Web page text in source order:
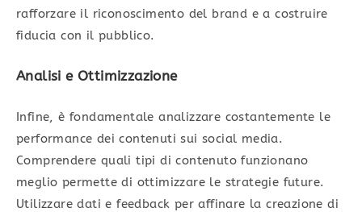
rafforzare il riconoscimento del brand e a costruire
fiducia con il pubblico.
Analisi e Ottimizzazione
Infine, è fondamentale analizzare costantemente le
performance dei contenuti sui social media.
Comprendere quali tipi di contenuto funzionano
meglio permette di ottimizzare le strategie future.
Utilizzare dati e feedback per affinare la creazione di